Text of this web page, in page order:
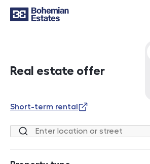
Real estate offer
Short-term rental
Location or street